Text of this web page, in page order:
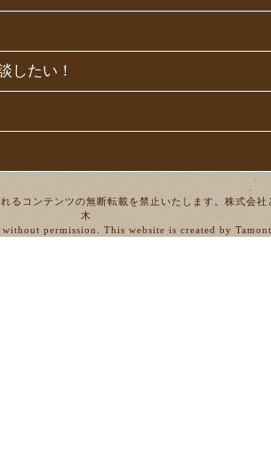
したい！
るコンテンツの無断転載を禁止いたします。株式会社
木
permission. This website is created by